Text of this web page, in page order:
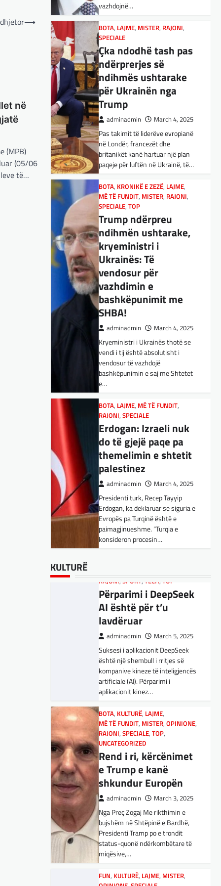
⟶
në
(MPB)
(05/06
të…
vazhdojnë…
BOTA, LAJME, MISTER, RAJONI,
SPECIALE
Çka ndodhë tash pas
ndërprerjes së
ndihmës ushtarake
për Ukrainën nga
Trump
adminadmin March 4, 2025
Pas takimit të liderëve evropianë
në Londër, francezët dhe
britanikët kanë hartuar një plan
paqeje për luftën në Ukrainë, të…
BOTA, KRONIKË E ZEZË, LAJME,
MË TË FUNDIT, MISTER, RAJONI,
SPECIALE,TOP
Trump ndërpreu
ndihmën ushtarake,
kryeministri i
Ukrainës: Të
vendosur për
vazhdimin e
bashkëpunimit me
SHBA!
adminadmin March 4, 2025
Kryeministri i Ukrainës thotë se
vendi i tij është absolutisht i
vendosur të vazhdojë
bashkëpunimin e saj me Shtetet
e…
BOTA, LAJME, MË TË FUNDIT,
RAJONI,SPECIALE
Erdogan: Izraeli nuk
do të gjejë paqe pa
themelimin e shtetit
palestinez
adminadmin March 4, 2025
Presidenti turk, Recep Tayyip
Erdogan, ka deklaruar se siguria e
Evropës pa Turqinë është e
paimagjinueshme. “Turqia e
konsideron procesin…
Konkurrenti francez i
Starlink pa aksionet e
tij të trefishohen në
vlerë pasi Trump
ndaloi ndihmën për
Ukrainën
adminadmin March 5, 2025
Aksionet e ofruesit francez të
satelitëve Eutelsat u trefishuan
në vlerë gjatë dy ditëve të fundit
mes shqetësimeve se qasja…
BOTA,LAJME,MË TË FUNDIT
OPINIONE,RAJONI
Gjermani, ekspertët
sugjerojnë 400
miliardë euro për
mbrojtje
adminadmin March 4, 2025
Gjermania ndodhet aktualisht në
kulmin e përpjekjeve për krijimin e
qeverisë dhe koha nuk pret.
CDU/CSU dhe SPD po
KULTURË
Nga Preç Zogaj Me rikthimin e
Presidenti Tramp po e trondit
status-quonë ndërkombëtare të
miqësive,…
FUN,KULTURË ,LAJME,MISTER,
OPINIONE,SPECIALE
Kuvendi i Lezhës dhe
konteksti aktual
gjeopolitik i
shqiptarëve
adminadmin March 3, 2025
Kuvendi i Lezhës i vitit 1444
është një ngjarje historike që
edhe sot prodhon mesazhe
rëndësishme për kombin
shqiptar. Ky…
BOTA,KULTURË,LAJME,
MË TË FUNDIT OPINIONE ,RAJONI
SPECIALE,TOP
E megjithatë
Amerika është
opsioni më i mirë për
shqiptarët
adminadmin
Nga Dritan Hila Vështirë se
ndonjë shqiptar që ndjek sadopak
politikën e jashtme, pas takimit
Trump-Zhelenski, nuk ka
menduar: Po…
BOTA,KULTURË,LAJME,MISTER,
RAJONI,SPECIALE,TECH
Varësia nga ChatGPT
është në rritje:
Kujdes! Këto janë
pasojat e mundshme
adminadmin
Sipas studiuesve, përdoruesit që
përdorin shpesh ChatGPT për
biseda jopersonale, duke
përfshirë kërkimin e këshillave,
shpjegimet konceptuale dhe
ndihmën për…
RAJONI,SPORT, TECH, TOP
Përparimi i DeepSeek
AI është për t’u
lavdëruar
adminadmin March 5, 2025
Suksesi i aplikacionit DeepSeek
është një shembull i rritjes së
kompanive kineze të inteligjencës
artificiale (AI). Përparimi i
aplikacionit kinez…
BOTA, KULTURË, LAJME,
MË TË FUNDIT, MISTER,OPINIONE,
RAJONI,SPECIALE,TOP,
UNCATEGORIZED
Rend i ri, kërcënimet
e Trump e kanë
shkundur Europën
adminadmin March 3, 2025
Nga Preç Zogaj Me rikthimin e
bujshëm në Shtëpinë e Bardhë,
Presidenti Tramp po e trondit
status-quonë ndërkombëtare të
miqësive,…
FUN, KULTURË, LAJME, MISTER,
SPORT,VENDI
FFM pranon
kërkesën e
Shkëndija ndaj
Vardarit do të luaj të
dielën
adminadmin
2024
Shkëndija dhe Vardari do të luajnë
zyrtarisht të dielën. Vendimi ka
ardhur nga Federata e futbollit të
Maqedonisë së Veriut…
LAJME,SPORT
Ja Kush E Bindi
Presidentin E
Vllaznisë Për Të
Marrë Qatip Osmanin
adminadmin
February 20,
2024
Skuadra e njohur shqiptare e
Vllaznisë nga Shkodra, me 30
tetor në postin e trajnerit
zyrtarizoi strategun tetovar, Qatip
Osmani.…
SPORT
Goli i Leipzigut ishte i
rregullt!